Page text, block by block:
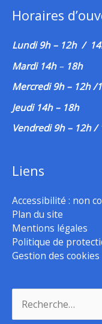
Horaires
Lundi 9h – 12h /
Mardi 14h– 18h
Mercredi 9h – 12h /
Jeudi 14h – 18h
Vendredi 9h – 12h
Liens
Accessibilité : non
Plan du site
Mentions légales
Politique de
Gestion des cookies